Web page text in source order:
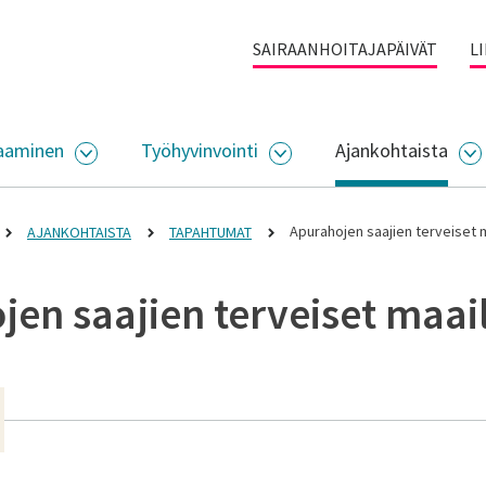
SAIRAANHOITAJAPÄIVÄT
AVAA ALASIVUJEN VALIKKO
Työhyvinvointi
AVAA ALASIVUJEN
Ajankohtaista
AJANKOHTAISTA TAPAHTUMAT Apurahojen saajien terveiset
saajien terveiset